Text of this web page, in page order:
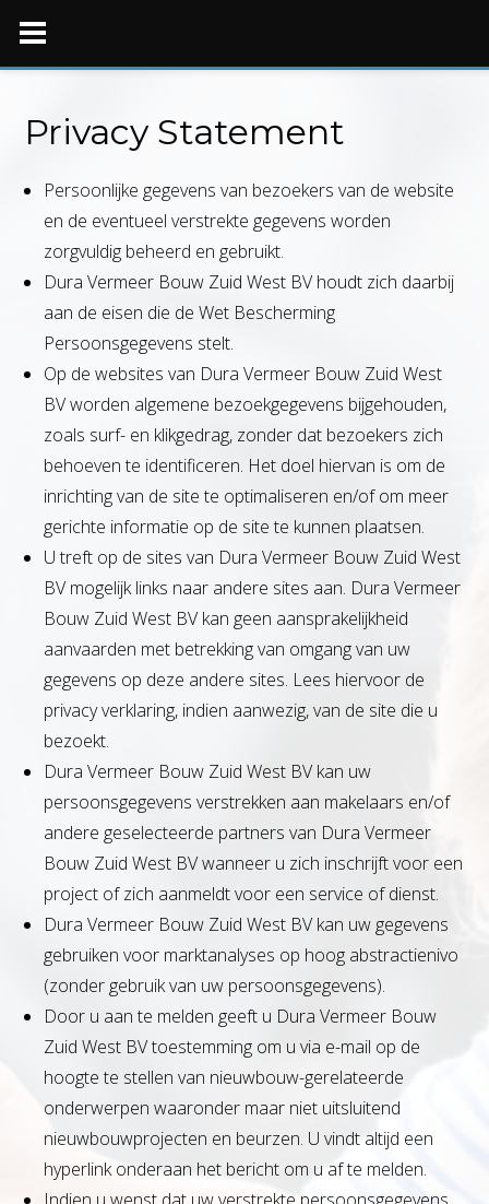
content
Privacy Statement
Persoonlijke gegevens van bezoekers van de website
en de eventueel verstrekte gegevens worden
zorgvuldig beheerd en gebruikt.
Dura Vermeer Bouw Zuid West BV houdt zich daarbij
aan de eisen die de Wet Bescherming
Persoonsgegevens stelt.
Op de websites van Dura Vermeer Bouw Zuid West
BV worden algemene bezoekgegevens bijgehouden,
zoals surf- en klikgedrag, zonder dat bezoekers zich
behoeven te identificeren. Het doel hiervan is om de
inrichting van de site te optimaliseren en/of om meer
gerichte informatie op de site te kunnen plaatsen.
U treft op de sites van Dura Vermeer Bouw Zuid West
BV mogelijk links naar andere sites aan. Dura Vermeer
Bouw Zuid West BV kan geen aansprakelijkheid
aanvaarden met betrekking van omgang van uw
gegevens op deze andere sites. Lees hiervoor de
privacy verklaring, indien aanwezig, van de site die u
bezoekt.
Dura Vermeer Bouw Zuid West BV kan uw
persoonsgegevens verstrekken aan makelaars en/of
andere geselecteerde partners van Dura Vermeer
Bouw Zuid West BV wanneer u zich inschrijft voor een
project of zich aanmeldt voor een service of dienst.
Dura Vermeer Bouw Zuid West BV kan uw gegevens
gebruiken voor marktanalyses op hoog abstractienivo
(zonder gebruik van uw persoonsgegevens).
Door u aan te melden geeft u Dura Vermeer Bouw
Zuid West BV toestemming om u via e-mail op de
hoogte te stellen van nieuwbouw-gerelateerde
onderwerpen waaronder maar niet uitsluitend
nieuwbouwprojecten en beurzen. U vindt altijd een
hyperlink onderaan het bericht om u af te melden.